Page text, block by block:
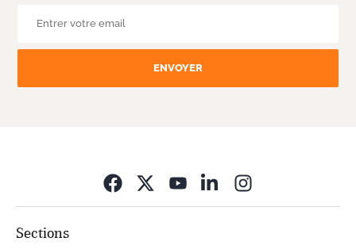
ENVOYER
Sections